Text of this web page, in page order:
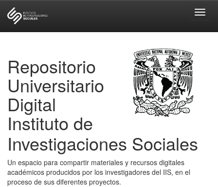
Repositorio
Universitario
Digital
Instituto de
Investigaciones Sociales
Un espacio para compartir materiales y recursos digitales
académicos producidos por los investigadores del IIS, en el
proceso de sus diferentes proyectos.